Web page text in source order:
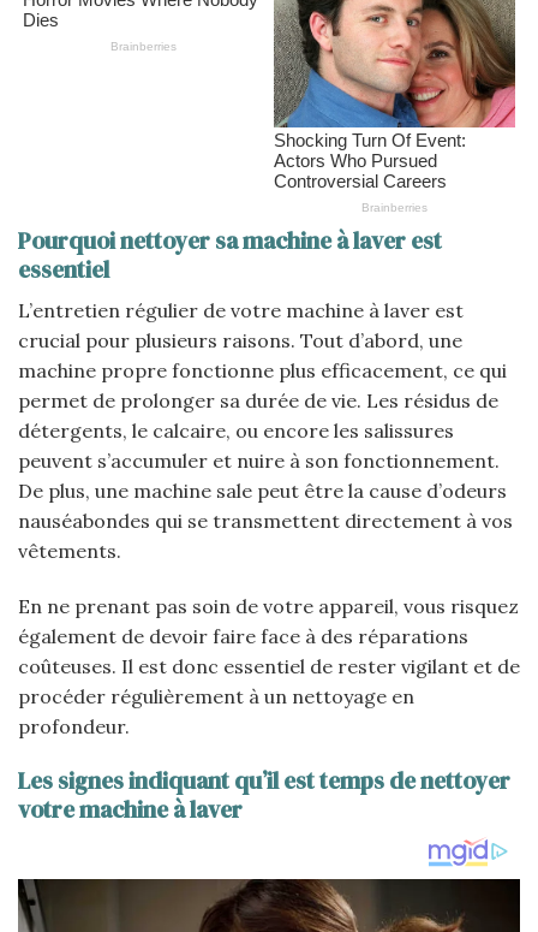
Pourquoi nettoyer sa machine à laver est
essentiel
L’entretien régulier de votre machine à laver est
crucial pour plusieurs raisons. Tout d’abord, une
machine propre fonctionne plus efficacement, ce qui
permet de prolonger sa durée de vie. Les résidus de
détergents, le calcaire, ou encore les salissures
peuvent s’accumuler et nuire à son fonctionnement.
De plus, une machine sale peut être la cause d’odeurs
nauséabondes qui se transmettent directement à vos
vêtements.
En ne prenant pas soin de votre appareil, vous risquez
également de devoir faire face à des réparations
coûteuses. Il est donc essentiel de rester vigilant et de
procéder régulièrement à un nettoyage en
profondeur.
Les signes indiquant qu’il est temps de nettoyer
votre machine à laver